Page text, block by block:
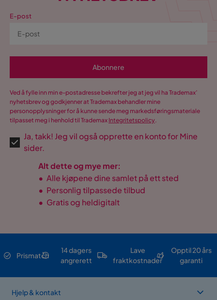
E-post
Abonnere
Ved å fylle inn min e-postadresse bekrefter jeg at jeg vil ha Trademax’
nyhetsbrev og godkjenner at Trademax behandler mine
personopplysninger for å kunne sende meg markedsføringsmateriale
tilpasset meg i henhold til Trademax Integritetspolicy.
Ja, takk! Jeg vil også opprette en konto for Mine
sider.
Alt dette og mye mer:
• Alle kjøpene dine samlet på ett sted
• Personlig tilpassede tilbud
• Gratis og heldigitalt
Prismatch
14 dagers
angrerett
Lave
fraktkostnader
Opptil 20 års
garanti
Hjelp & kontakt